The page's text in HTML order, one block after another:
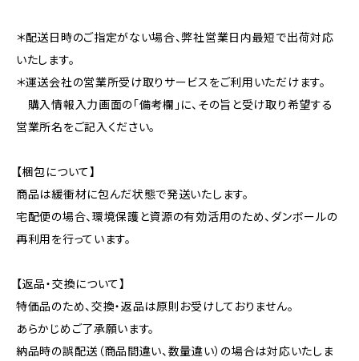
＊配送日時のご指定がない場合、弊社営業日内最短で出荷対応
いたします。
＊運送会社の営業所受け取りサービスをご利用いただけます。
購入情報入力画面の「備考欄」に、その旨と受け取り希望する
営業所名をご記入ください。
【梱包について】
商品は緩衝材に包んだ状態で発送いたします。
宅配便の場合、環境保護と資源の有効活用のため、ダンボールの
再利用を行っています。
【返品・交換について】
特価品のため、交換・返品は原則お受けしておりません。
あらかじめご了承願います。
納品時の誤配送（商品間違い、数量違い）の場合は対応いたしま